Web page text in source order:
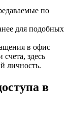
по
для подобных
в офис
здесь
личность.
в